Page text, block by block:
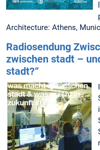
Architecture: Athens,
Radiosendung
zwischen stadt –
stadt?“